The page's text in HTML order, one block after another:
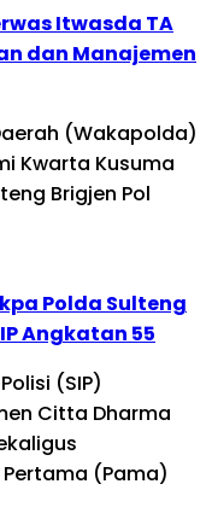
Itwasda TA
dan Manajemen
(Wakapolda)
Kwarta Kusuma
Brigjen Pol
Polda Sulteng
Angkatan 55
(SIP)
Citta Dharma
(Pama)